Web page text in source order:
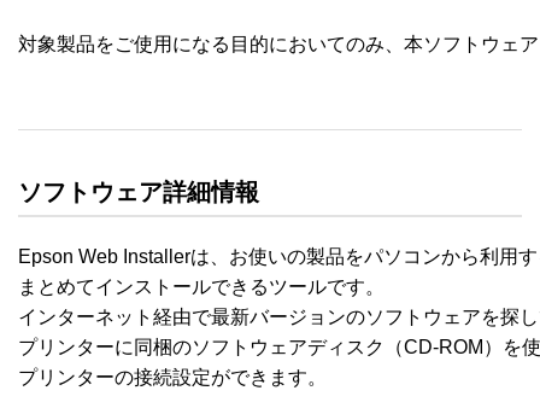
対象製品をご使用になる目的においてのみ、本ソフトウェ
ソフトウェア詳細情報
Epson Web Installerは、お使いの製品をパソコンから利用
まとめてインストールできるツールです。
インターネット経由で最新バージョンのソフトウェアを探
プリンターに同梱のソフトウェアディスク（CD-ROM）を
プリンターの接続設定ができます。